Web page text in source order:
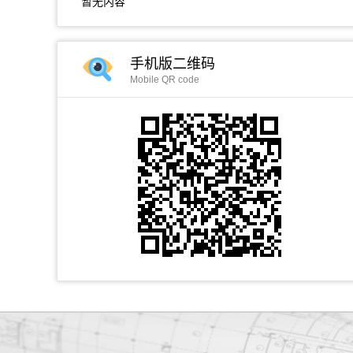
手机版二维码
Mobile QR code